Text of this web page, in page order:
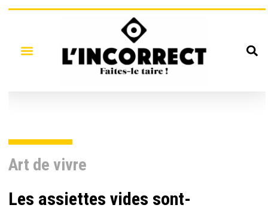
Art de vivre
Les assiettes vides sont-